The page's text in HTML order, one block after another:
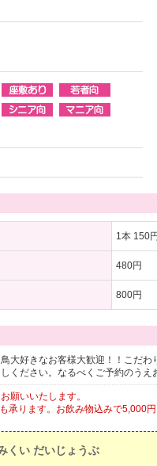
1本 150
480円
800円
大好きなお客様大歓迎！！こだ
ください。なるべくご予約のうえ
願いいたします。
承ります。お飲み物込みで5,000
くい だいじょうぶ